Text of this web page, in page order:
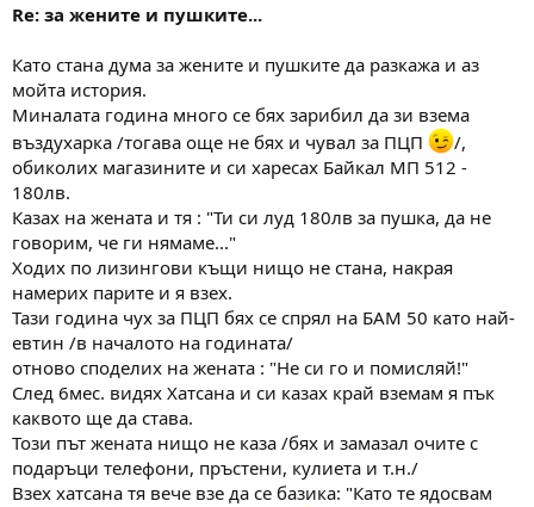
Re: за жените и пушките...
Като стана дума за жените и пушките да разкажа и аз
мойта история.
Миналата година много се бях зарибил да зи взема
въздухарка /тогава още не бях и чувал за ПЦП
/,
обиколих магазините и си харесах Байкал МП 512 -
180лв.
Казах на жената и тя : "Ти си луд 180лв за пушка, да не
говорим, че ги нямаме..."
Ходих по лизингови къщи нищо не стана, накрая
намерих парите и я взех.
Тази година чух за ПЦП бях се спрял на БАМ 50 като най-
евтин /в началото на годината/
отново споделих на жената : "Не си го и помисляй!"
След 6мес. видях Хатсана и си казах край вземам я пък
каквото ще да става.
Този път жената нищо не каза /бях и замазал очите с
подаръци телефони, пръстени, кулиета и т.н./
Взех хатсана тя вече взе да се базика: "Като те ядосвам